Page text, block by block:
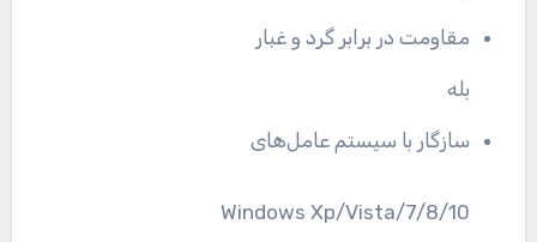
مقاومت در برابر گرد و غبار
بله
سازگار با سیستم عامل‌های
Windows Xp/Vista/7/8/10